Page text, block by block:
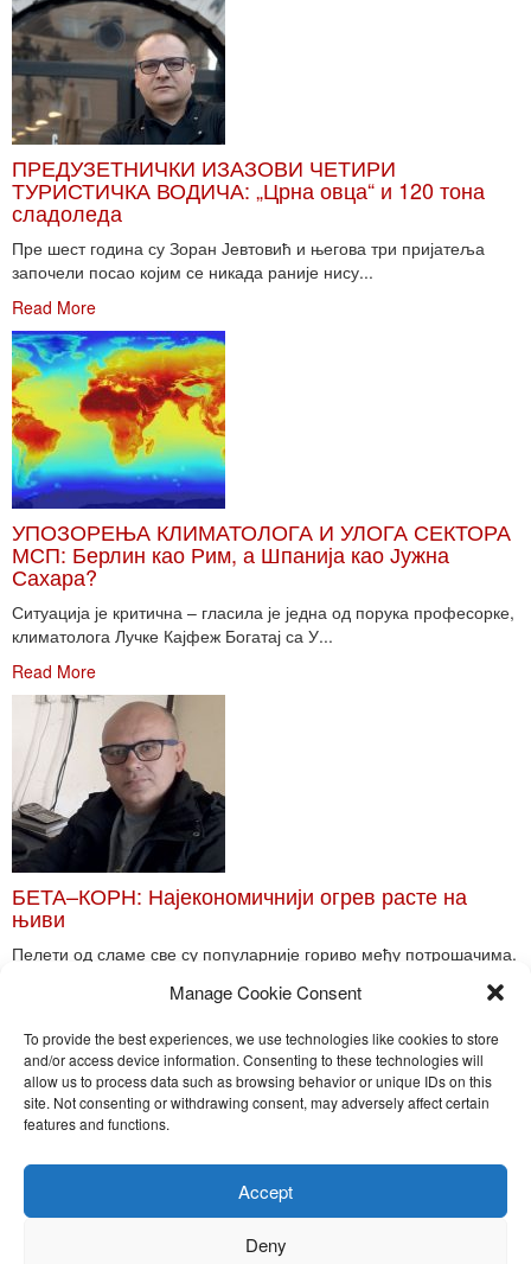
Manage Cookie Consent
To provide the best experiences, we use technologies like cookies to store
and/or access device information. Consenting to these technologies will
allow us to process data such as browsing behavior or unique IDs on this
site. Not consenting or withdrawing consent, may adversely affect certain
features and functions.
Accept
Deny
ПРЕДУЗЕТНИЧКИ ИЗАЗОВИ ЧЕТИРИ
ТУРИСТИЧКА ВОДИЧА: „Црна овца“ и 120 тона
сладоледа
Пре шест година су Зоран Јевтовић и његова три пријатеља
започели посао којим се никада раније нису...
Read More
УПОЗОРЕЊА КЛИМАТОЛОГА И УЛОГА СЕКТОРА
МСП: Берлин као Рим, а Шпанија као Јужна
Сахара?
Ситуација је критична – гласила је једна од порука професорке,
климатолога Лучке Кајфеж Богатај са У...
Read More
БЕТА–КОРН: Најекономичнији огрев расте на
њиви
Пелети од сламе све су популарније гориво међу потрошачима.
Toggle
Nira Press d.o.o.
Sadržaj ovog sajta je zakonom zaštićena intelektualna svojina
kopiranje, objavljivanje celine ili delova bilo kog proizvoda NiraPress